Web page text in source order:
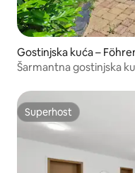
Gostinjska kuća –
Šarmantna gostinjska
Superhost
Superhost